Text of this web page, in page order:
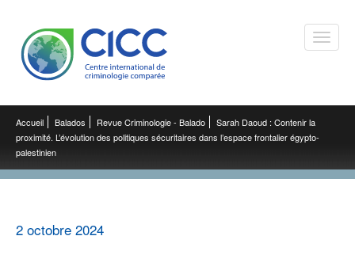
Toggle
Accueil Balados Revue Criminologie - Balado
Sarah Daoud : Contenir la
proximité. L’évolution des politiques sécuritaires dans l’espace frontalier égypto-
palestinien
2 octobre 2024